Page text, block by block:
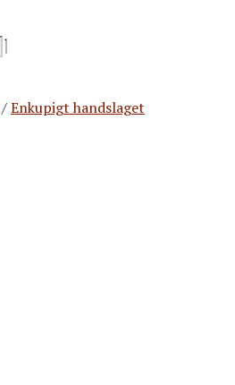
/Enkupigt handslaget